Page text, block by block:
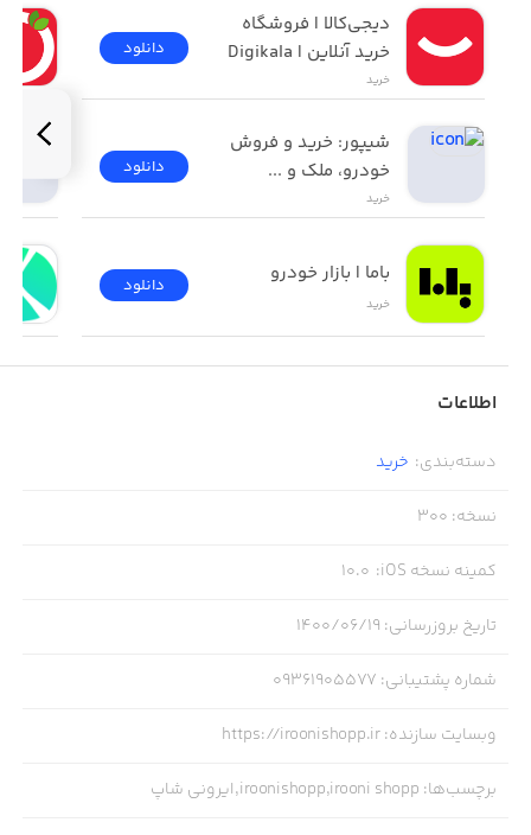
خرید آسان از هر محصولی که دوست داری از هر فروشگاهی
که دوست داری
لذت خرید با پاساژ اینترنتی ایرونی شاپ درسراسر ایران
خرید آنلاین | Digikala
خرید
دانلود
خودرو، ملک و ...
خرید
دانلود
باما | بازار خودرو
خرید
دانلود
اطلاعات
دسته‌بندی: خرید
نسخه:
300
کمینه نسخه iOS :
10.0
تاریخ بروزرسانی: ۱۴۰۰/۰۶/۱۹
شماره پشتیبانی:
09361905577
وبسایت سازنده:
https://iroonishopp.ir
برچسب‌ها: iroonishopp,irooni shopp,ایرونی شاپ